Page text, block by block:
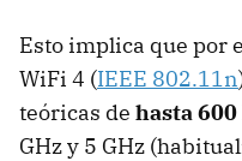
Esto implica que por
WiFi 4 (IEEE 802.11n
teóricas de hasta 600
GHz y 5 GHz